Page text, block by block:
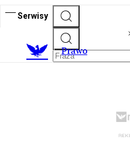
Serwisy
Prawo